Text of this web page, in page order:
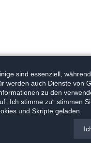
sind essenziell,
werden auch Dienste von
zu den
„Ich stimme zu“ stimmen
und Skripte geladen.